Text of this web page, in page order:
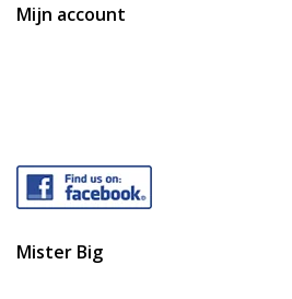
Mijn account
Mister Big